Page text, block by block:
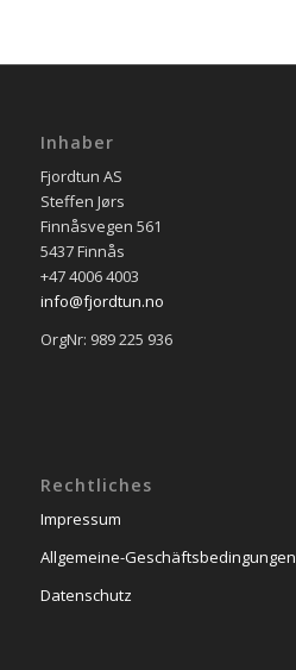
Inhaber
Fjordtun AS
Steffen Jørs
Finnåsvegen 561
5437 Finnås
+47 4006 4003
info@fjordtun.no
OrgNr: 989 225 936
Rechtliches
Impressum
Allgemeine-Geschäftsbedingungen
Datenschutz